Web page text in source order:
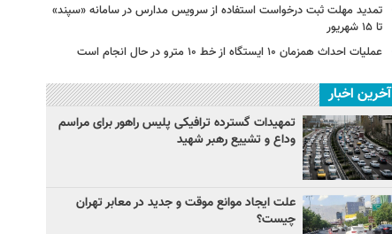
تمدید مهلت ثبت درخواست استفاده از سرویس مدارس در سامانه «سپند»
تا ۱۵ شهریور
عملیات احداث همزمان ۱۰ ایستگاه از خط ۱۰ مترو در حال انجام است
آخرین اخبار
تمهیدات گسترده ترافیکی پلیس راهور برای مراسم
وداع و تشییع رهبر شهید
علت ایجاد موانع موقت و جدید در معابر تهران
چیست؟